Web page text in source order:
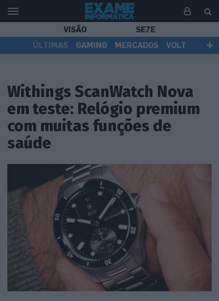
VISÃO
SE7E
ÚLTIMAS
GAMING MERCADOS
VOLT
Withings ScanWatch Nova
em teste: Relógio premium
com muitas funções de
saúde